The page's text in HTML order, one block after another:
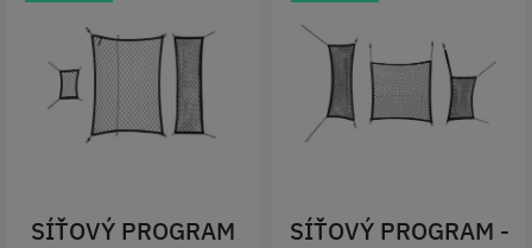
SÍŤOVÝ PROGRAM
SÍŤOVÝ PROGRAM -